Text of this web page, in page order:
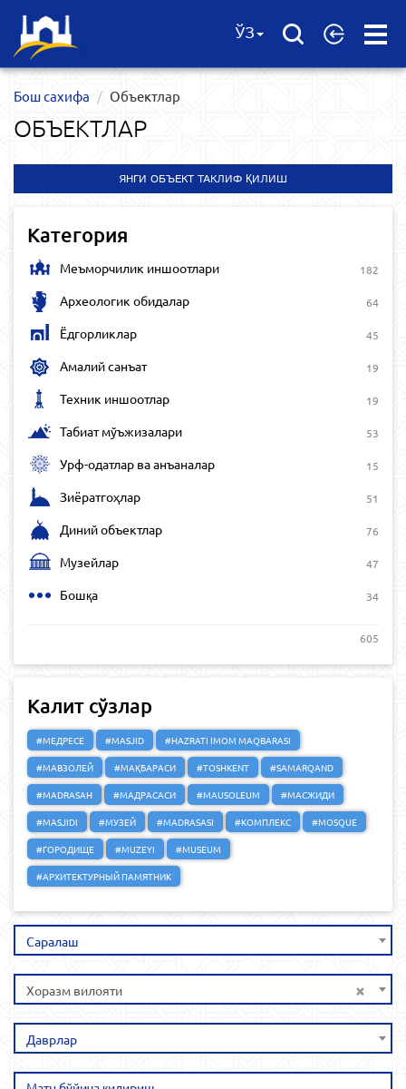
Open
ЎЗ
Бош сахифа Объектлар
ОБЪЕКТЛАР
ЯНГИ ОБЪЕКТ ТАКЛИФ ҚИЛИШ
Категория
Меъморчилик иншоотлари 182
Археологик обидалар 64
Ёдгорликлар 45
Амалий санъат 19
Техник иншоотлар 19
Табиат мўъжизалари 53
Урф-одатлар ва анъаналар 15
Зиёратгоҳлар 51
Диний объектлар 76
Музейлар 47
Бошқа 34
605
Калит сўзлар
#МЕДРЕСЕ #MASJID
#HAZRATI IMOM MAQBARASI
#МАВЗОЛЕЙ
#МАҚБАРАСИ #TOSHKENT
#SAMARQAND
#MADRASAH
#МАДРАСАСИ #MAUSOLEUM
#МАСЖИДИ
#MASJIDI
#МУЗЕЙ #MADRASASI #КОМПЛЕКС
#MOSQUE
#ГОРОДИЩЕ
#MUZEYI
#MUSEUM
#АРХИТЕКТУРНЫЙ ПАМЯТНИК
Саралаш
×
Хоразм вилояти
Даврлар